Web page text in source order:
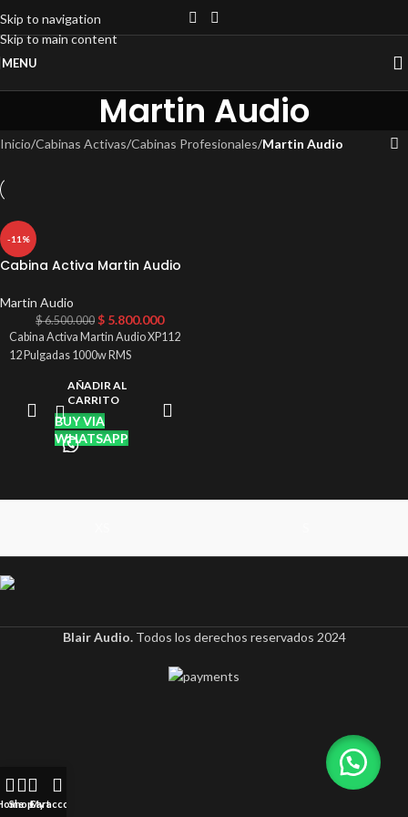
Skip to navigation
Skip to main content
MENU
Martin Audio
Inicio/Cabinas Activas/Cabinas Profesionales/Martin Audio
-11%
Cabina Activa Martin Audio
Martin Audio
$6.500.000 $ 5.800.000
Cabina Activa Martin Audio XP112
12 Pulgadas 1000w RMS
AÑADIR AL
CARRITO
BUY VIA
WHATSAPP
Blair Audio. Todos los derechos reservados 2024
ShopCart
My account